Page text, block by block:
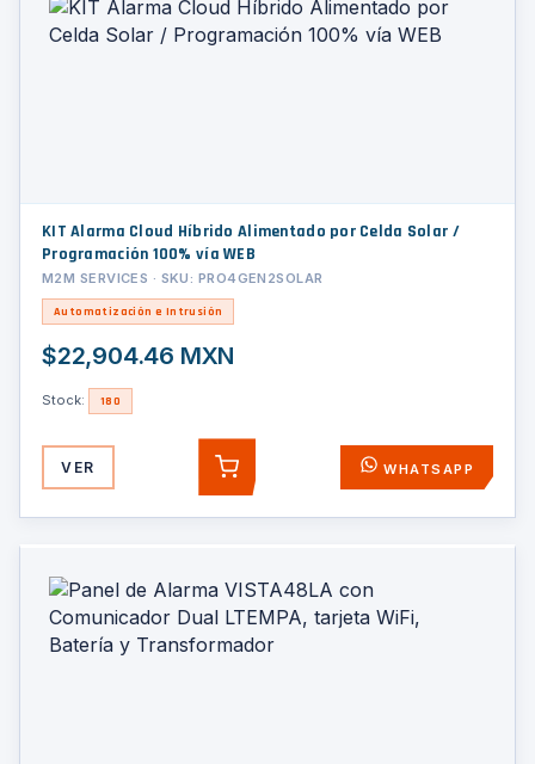
KIT Alarma Cloud Híbrido Alimentado por Celda Solar /
Programación 100% vía WEB
M2M SERVICES · SKU: PRO4GEN2SOLAR
Automatización e Intrusión
$22,904.46 MXN
Stock: 180
VER AGREGAR WHATSAPP